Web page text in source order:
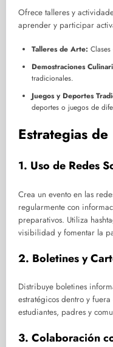
Ofrece talleres y
aprender y participar
Talleres de Arte:
Demostraciones
tradicionales.
Juegos y Deportes
deportes o juegos de
Estrategias
1. Uso de Redes
Crea un evento en las
regularmente con
preparativos. Utiliza
visibilidad y fomentar la
2. Boletines y
Distribuye boletines
estratégicos dentro y
estudiantes, padres y
3. Colaboración